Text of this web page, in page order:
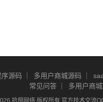
源码 多用户商城源码
常见问答
多用户商
拾捌网络 版权所有 官方技术交流